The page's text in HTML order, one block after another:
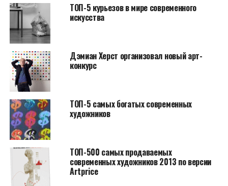
ДЭМИАН ХЕРСТ
НАСТУПНА СТАТТЯ
За разбитую в качестве протеста вазу заплатят
художники
ПОПЕРЕДНЯ СТАТТЯ
Скандал с похищенными на Кубе картинами
разгорелся в Майами
ТОП-5 курьезов в мире современного
искусства
Дэмиан Херст организовал новый арт-
конкурс
ТОП-5 самых богатых современных
художников
ТОП-500 самых продаваемых
современных художников 2013 по версии
Artprice